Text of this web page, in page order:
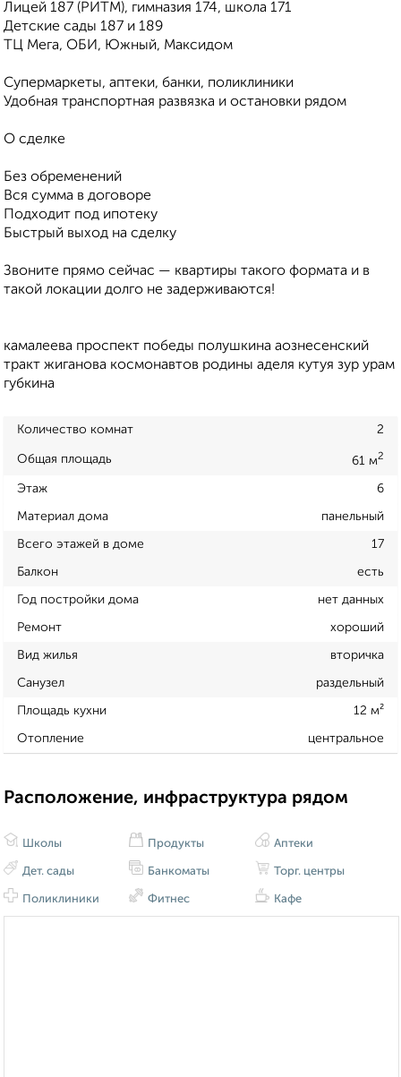
Лицей 187 (РИТМ), гимназия 174, школа 171
Детские сады 187 и 189
ТЦ Мега, ОБИ, Южный, Максидом
Супермаркеты, аптеки, банки, поликлиники
Удобная транспортная развязка и остановки рядом
О сделке
Без обременений
Вся сумма в договоре
Подходит под ипотеку
Быстрый выход на сделку
Звоните прямо сейчас — квартиры такого формата и в
такой локации долго не задерживаются!
камалеева проспект победы полушкина аознесенский
тракт жиганова космонавтов родины аделя кутуя зур урам
губкина
Количество комнат 2
Общая площадь 61 м2
Этаж 6
Материал дома панельный
Всего этажей в доме 17
Балкон есть
Год постройки дома нет данных
Ремонт хороший
Вид жилья вторичка
Санузел раздельный
Площадь кухни 12 м²
Отопление центральное
Расположение, инфраструктура рядом
Школы
Дет. сады
Поликлиники
Продукты
Банкоматы
Фитнес
Аптеки
Торг. центры
Кафе